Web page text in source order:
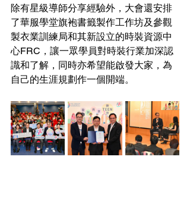
除有星級導師分享經驗外，大會還安排
了華服學堂旗袍書籤製作工作坊及參觀
製衣業訓練局和其新設立的時裝資源中
心FRC，讓一眾學員對時裝行業加深認
識和了解，同時亦希望能啟發大家，為
自己的生涯規劃作一個開端。